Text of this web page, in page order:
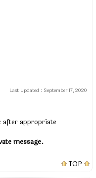
Last Updated : September 17, 2020
after appropriate
message.
TOP